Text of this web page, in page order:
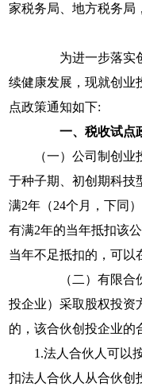
家税务局、地方税务局
为进一步落实创
续健康发展，现就创业
点政策通知如下:
一、税收试点
（一）公司制创
于种子期、初创期科技
满2年（24个月，下同
有满2年的当年抵扣该
当年不足抵扣的，可以
（二）有限合伙
投企业）采取股权投资
的，该合伙创投企业的
1.法人合伙人可以
扣法人合伙人从合伙创